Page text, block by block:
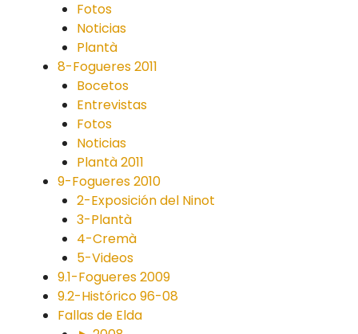
Fotos
Noticias
Plantà
8-Fogueres 2011
Bocetos
Entrevistas
Fotos
Noticias
Plantà 2011
9-Fogueres 2010
2-Exposición del Ninot
3-Plantà
4-Cremà
5-Videos
9.1-Fogueres 2009
9.2-Histórico 96-08
Fallas de Elda